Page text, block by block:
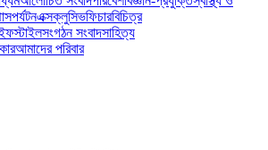
পর্যটনএক্সক্লুসিভফিচারবিচিত্র
সংগঠন সংবাদসাহিত্য
আমাদের পরিবার